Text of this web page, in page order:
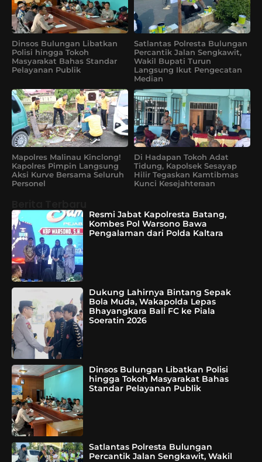
Dinsos Bulungan Libatkan
Polisi hingga Tokoh
Masyarakat Bahas Standar
Pelayanan Publik
Satlantas Polresta Bulungan
Percantik Jalan Sengkawit,
Wakil Bupati Turun
Langsung Ikut Pengecatan
Median
Mapolres Malinau Kinclong!
Kapolres Pimpin Langsung
Aksi Kurve Bersama Seluruh
Personel
Di Hadapan Tokoh Adat
Tidung, Kapolsek Sesayap
Hilir Tegaskan Kamtibmas
Kunci Kesejahteraan
Resmi Jabat Kapolresta Batang,
Kombes Pol Warsono Bawa
Pengalaman dari Polda Kaltara
Dukung Lahirnya Bintang Sepak
Bola Muda, Wakapolda Lepas
Bhayangkara Bali FC ke Piala
Soeratin 2026
Dinsos Bulungan Libatkan Polisi
hingga Tokoh Masyarakat Bahas
Standar Pelayanan Publik
Satlantas Polresta Bulungan
Percantik Jalan Sengkawit, Wakil